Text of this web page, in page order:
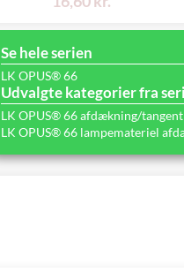
Se hele serien
LK OPUS® 66
Udvalgte kategorier fra
LK OPUS® 66 afdækning/tangent
LK OPUS® 66 lampemateriel